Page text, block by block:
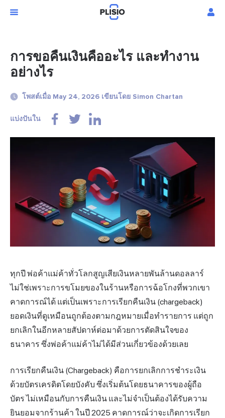
การขอคืนเงินคืออะไร และทำงาน
อย่างไร
โพสต์เมื่อ May 24, 2026 เขียนโดย Simon Chartan
แบ่งปันใน
ทุกปี พ่อค้าแม่ค้าทั่วโลกสูญเสียเงินหลายพันล้านดอลลาร์
ไม่ใช่เพราะการขโมยของในร้านหรือการฉ้อโกงที่พวกเขา
คาดการณ์ได้ แต่เป็นเพราะการเรียกคืนเงิน (chargeback)
ยอดเงินที่ดูเหมือนถูกต้องตามกฎหมายเมื่อทำรายการ แต่ถูก
ยกเลิกในอีกหลายสัปดาห์ต่อมาด้วยการตัดสินใจของ
ธนาคาร ซึ่งพ่อค้าแม่ค้าไม่ได้มีส่วนเกี่ยวข้องด้วยเลย
การเรียกคืนเงิน (Chargeback) คือการยกเลิกการชำระเงิน
ด้วยบัตรเครดิตโดยบังคับ ซึ่งเริ่มต้นโดยธนาคารของผู้ถือ
บัตร ไม่เหมือนกับการคืนเงิน และไม่จำเป็นต้องได้รับความ
ยินยอมจากร้านค้า ในปี 2025 คาดการณ์ว่าจะเกิดการเรียก